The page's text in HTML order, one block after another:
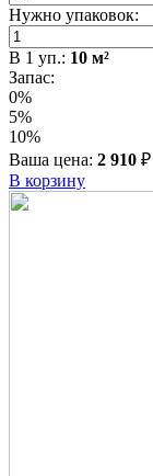
Нужно упаковок:
В 1 уп.: 10 м²
Запас:
0%
5%
10%
Ваша цена: 2 910 ₽
В корзину